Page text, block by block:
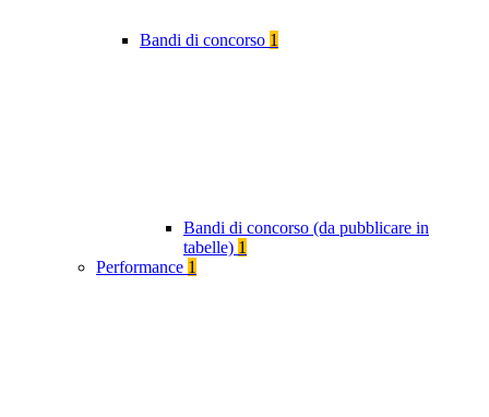
Bandi di concorso 1
Bandi di concorso (da pubblicare in
tabelle) 1
Performance 1